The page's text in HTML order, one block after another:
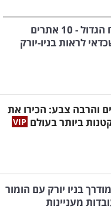
טבע בתפוח הגדול - 10 אתרים
לראות בניו-יורק
והרבה צבע: הכירו את
ביותר בעולם
בניו יורק עם הומור
מעניינות